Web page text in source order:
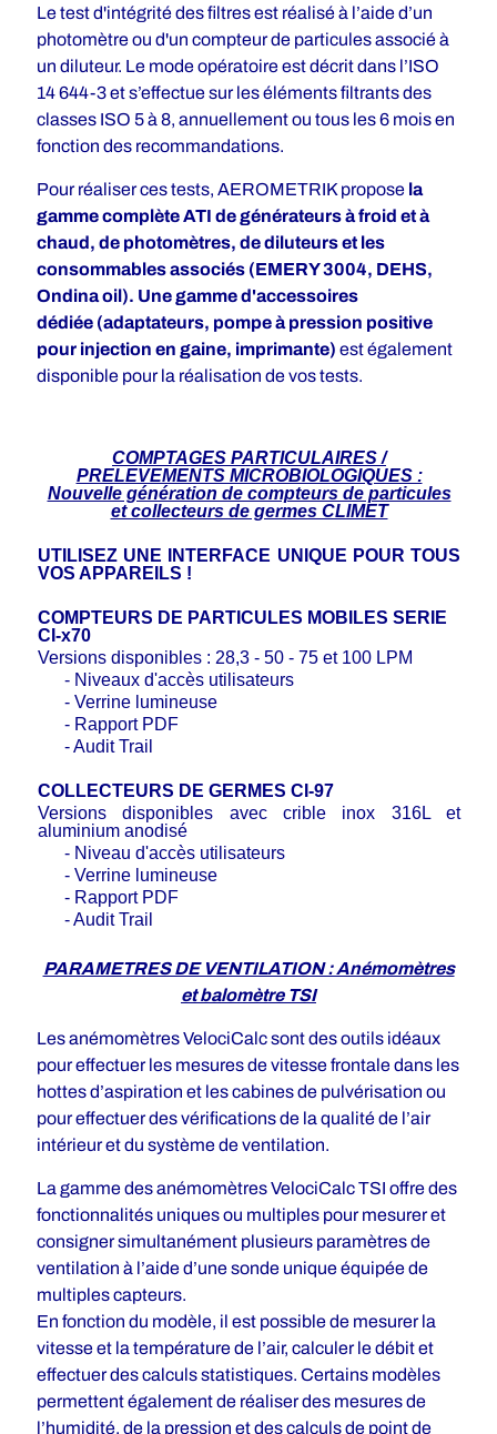
Le test d'intégrité des filtres est réalisé à l’aide d’un
photomètre ou d'un compteur de particules associé à
un diluteur. Le mode opératoire est décrit dans l’ISO
14 644-3 et s’effectue sur les éléments filtrants des
classes ISO 5 à 8, annuellement ou tous les 6 mois en
fonction des recommandations.
Pour réaliser ces tests, AEROMETRIK propose la
gamme complète ATI de générateurs à froid et à
chaud, de photomètres, de diluteurs et les
consommables associés (EMERY 3004, DEHS,
Ondina oil). Une gamme d'accessoires
dédiée (adaptateurs, pompe à pression positive
pour injection en gaine, imprimante) est également
disponible pour la réalisation de vos tests.
COMPTAGES PARTICULAIRES /
PRELEVEMENTS MICROBIOLOGIQUES :
Nouvelle génération de compteurs de particules
et collecteurs de germes CLIMET
UTILISEZ UNE INTERFACE UNIQUE POUR TOUS
VOS APPAREILS !
COMPTEURS DE PARTICULES MOBILES SERIE
CI-x70
Versions disponibles : 28,3 - 50 - 75 et 100 LPM
- Niveaux d'accès utilisateurs
- Verrine lumineuse
- Rapport PDF
- Audit Trail
COLLECTEURS DE GERMES CI-97
Versions disponibles avec crible inox 316L et
aluminium anodisé
- Niveau d'accès utilisateurs
- Verrine lumineuse
- Rapport PDF
- Audit Trail
PARAMETRES DE VENTILATION : Anémomètres
et balomètre TSI
Les anémomètres VelociCalc sont des outils idéaux
pour effectuer les mesures de vitesse frontale dans les
hottes d’aspiration et les cabines de pulvérisation ou
pour effectuer des vérifications de la qualité de l’air
intérieur et du système de ventilation.
La gamme des anémomètres VelociCalc TSI offre des
fonctionnalités uniques ou multiples pour mesurer et
consigner simultanément plusieurs paramètres de
ventilation à l’aide d’une sonde unique équipée de
multiples capteurs.
En fonction du modèle, il est possible de mesurer la
vitesse et la température de l’air, calculer le débit et
effectuer des calculs statistiques. Certains modèles
permettent également de réaliser des mesures de
l’humidité, de la pression et des calculs de point de